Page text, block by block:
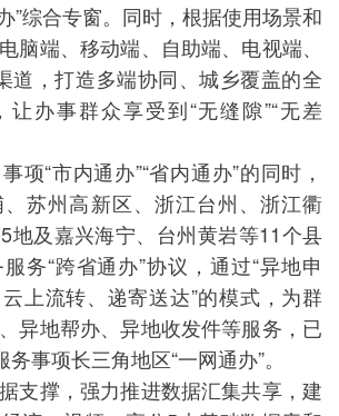
”综合专窗。同时，根据使用场景和
脑端、移动端、自助端、电视端、
道，打造多端协同、城乡覆盖的全
办事群众享受到“无缝隙”“无差
“市内通办”“省内通办”的同时，
苏州高新区、浙江台州、浙江衢
地及嘉兴海宁、台州黄岩等11个县
服务“跨省通办”协议，通过“异地申
上流转、递寄送达”的模式，为群
异地帮办、异地收发件等服务，已
事项长三角地区“一网通办”。
撑，强力推进数据汇集共享，建